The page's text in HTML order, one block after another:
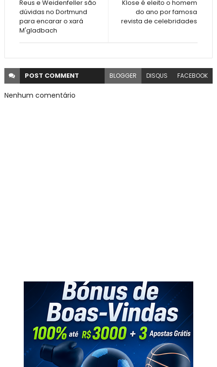
Klose é eleito o homem
do ano por famosa
revista de celebridades
Reus e Weidenfeller são
dúvidas no Dortmund
para encarar o xará
M'gladbach
POST COMMENT BLOGGER DISQUS FACEBOOK
Nenhum comentário